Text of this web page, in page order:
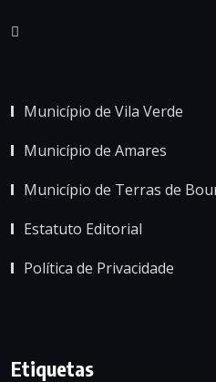
Município de Vila Verde
Município de Amares
Município de Terras de
Estatuto Editorial
Política de Privacidade
Etiquetas